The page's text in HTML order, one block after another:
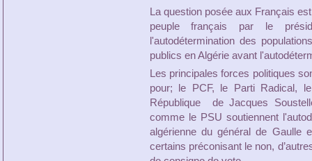
La question posée aux Français
peuple français par le
l'autodétermination des
publics en Algérie avant
Les principales forces politiques
pour; le PCF, le Parti Radical,
République de Jacques
comme le PSU soutiennent
algérienne du général de Gaulle
certains préconisant le non,